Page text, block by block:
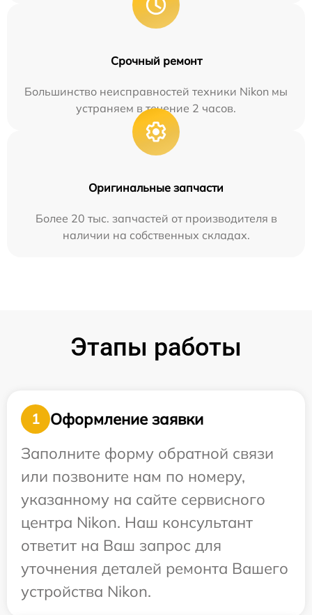
Срочный ремонт
Большинство неисправностей техники Nikon мы
устраняем в течение 2 часов.
Оригинальные запчасти
Более 20 тыс. запчастей от производителя в
наличии на собственных складах.
Этапы работы
1
Оформление заявки
Заполните форму обратной связи
или позвоните нам по номеру,
указанному на сайте сервисного
центра Nikon. Наш консультант
ответит на Ваш запрос для
уточнения деталей ремонта Вашего
устройства Nikon.